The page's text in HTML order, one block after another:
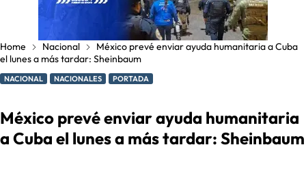
Home Nacional
México prevé enviar ayuda humanitaria a Cuba
el lunes a más tardar: Sheinbaum
NACIONAL NACIONALES PORTADA
México prevé enviar ayuda humanitaria
a Cuba el lunes a más tardar: Sheinbaum